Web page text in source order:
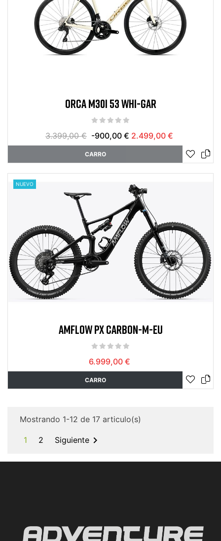
ORCA M30I 53 WHI-GAR
3.399,00 € -900,00 € 2.499,00 €
CARRO
NUEVO
AMFLOW PX CARBON-M-EU
6.999,00 €
CARRO
Mostrando 1-12 de 17 articulo(s)
1 2 Siguiente 